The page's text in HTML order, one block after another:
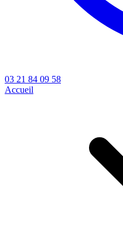
03 21 84 09 58
Accueil